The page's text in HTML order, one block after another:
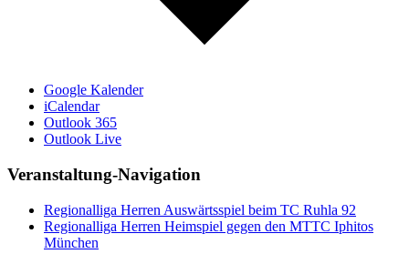
Google Kalender
iCalendar
Outlook 365
Outlook Live
Veranstaltung-Navigation
Regionalliga Herren Auswärtsspiel beim TC Ruhla 92
Regionalliga Herren Heimspiel gegen den MTTC Iphitos
München